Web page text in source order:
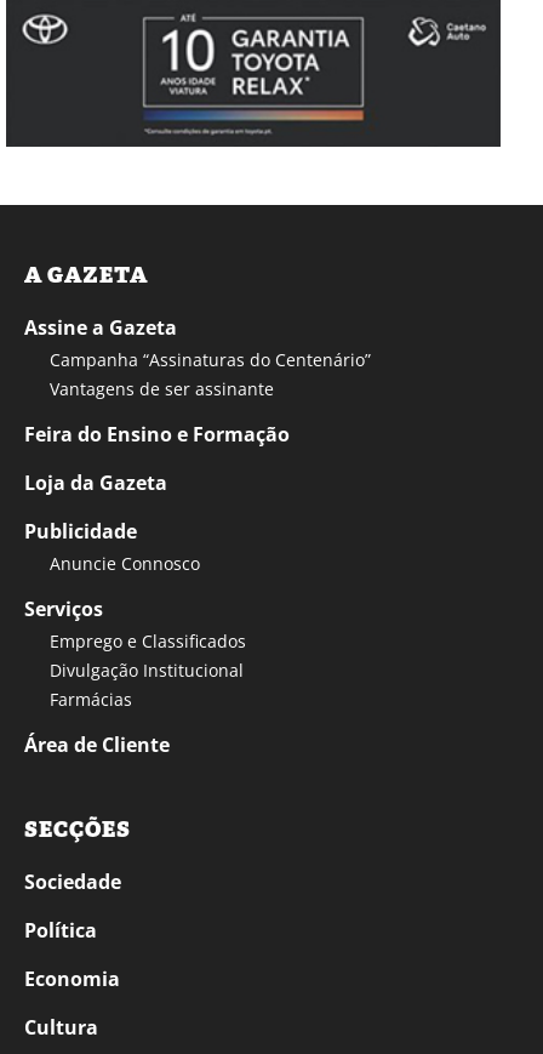
A GAZETA
Assine a Gazeta
Campanha “Assinaturas do Centenário”
Vantagens de ser assinante
Feira do Ensino e Formação
Loja da Gazeta
Publicidade
Anuncie Connosco
Serviços
Emprego e Classificados
Divulgação Institucional
Farmácias
Área de Cliente
SECÇÕES
Sociedade
Política
Economia
Cultura